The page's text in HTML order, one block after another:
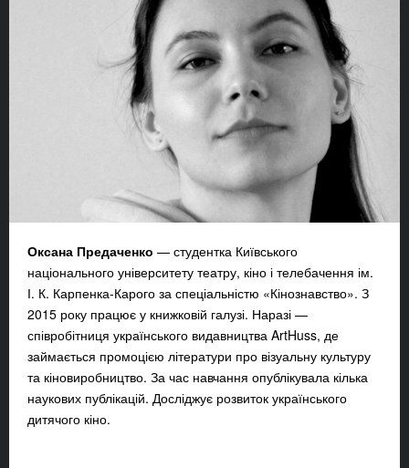
Оксана Предаченко — студентка Київського
національного університету театру, кіно і телебачення ім.
І. К. Карпенка-Карого за спеціальністю «Кінознавство». З
2015 року працює у книжковій галузі. Наразі —
співробітниця українського видавництва ArtHuss, де
займається промоцією літератури про візуальну культуру
та кіновиробництво. За час навчання опублікувала кілька
наукових публікацій. Досліджує розвиток українського
дитячого кіно.